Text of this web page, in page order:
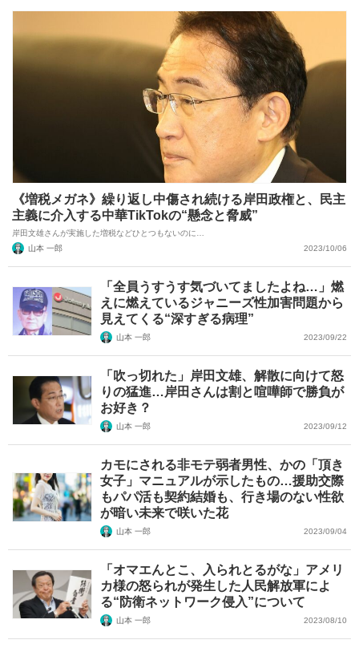
《増税メガネ》繰り返し中傷され続ける岸田政権と、民主
主義に介入する中華TikTokの“懸念と脅威”
岸田文雄さんが実施した増税などひとつもないのに…
山本 一郎
2023/10/06
「全員うすうす気づいてましたよね…」燃
えに燃えているジャニーズ性加害問題から
見えてくる“深すぎる病理”
山本 一郎 2023/09/22
「吹っ切れた」岸田文雄、解散に向けて怒
りの猛進…岸田さんは割と喧嘩師で勝負が
お好き？
山本 一郎 2023/09/12
カモにされる非モテ弱者男性、かの「頂き
女子」マニュアルが示したもの…援助交際
もパパ活も契約結婚も、行き場のない性欲
が暗い未来で咲いた花
山本 一郎 2023/09/04
「オマエんとこ、入られとるがな」アメリ
カ様の怒られが発生した人民解放軍によ
る“防衛ネットワーク侵入”について
山本 一郎 2023/08/10